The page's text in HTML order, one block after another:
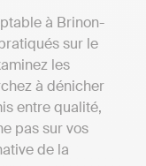
à Brinon-
sur le
les
à dénicher
entre qualité,
pas sur vos
de la